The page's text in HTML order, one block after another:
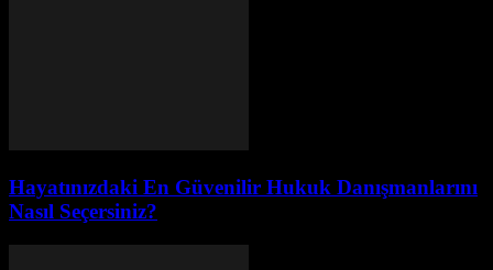
Hayatınızdaki En Güvenilir Hukuk Danışmanlarını
Nasıl Seçersiniz?